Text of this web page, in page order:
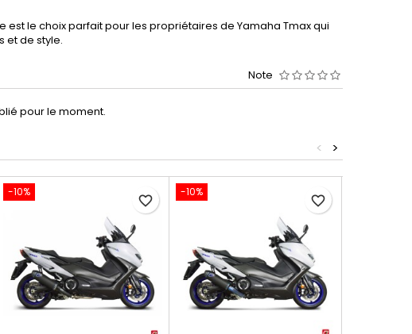
le choix parfait pour les propriétaires de Yamaha Tmax qui
et de style.
Note
pour le moment.
>
<
-10%
favorite_border
-10%
favorite_border